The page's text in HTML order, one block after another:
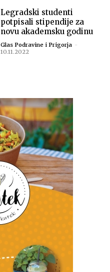
Legradski studenti
potpisali stipendije za
novu akademsku godinu
Glas Podravine i Prigorja -
10.11.2022